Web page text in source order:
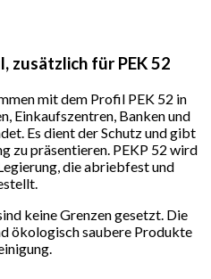
zusätzlich für PEK 52
mit dem Profil PEK 52 in
Einkaufszentren, Banken und
Es dient der Schutz und gibt
zu präsentieren. PEKP 52 wird
die abriebfest und
keine Grenzen gesetzt. Die
ökologisch saubere Produkte